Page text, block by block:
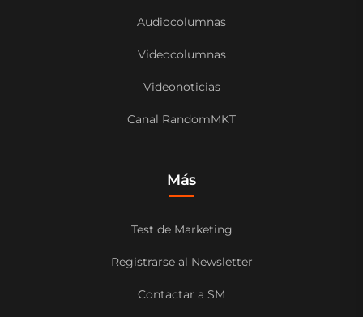
Audiocolumnas
Videocolumnas
Videonoticias
Canal RandomMKT
Más
Test de Marketing
Registrarse al Newsletter
Contactar a SM